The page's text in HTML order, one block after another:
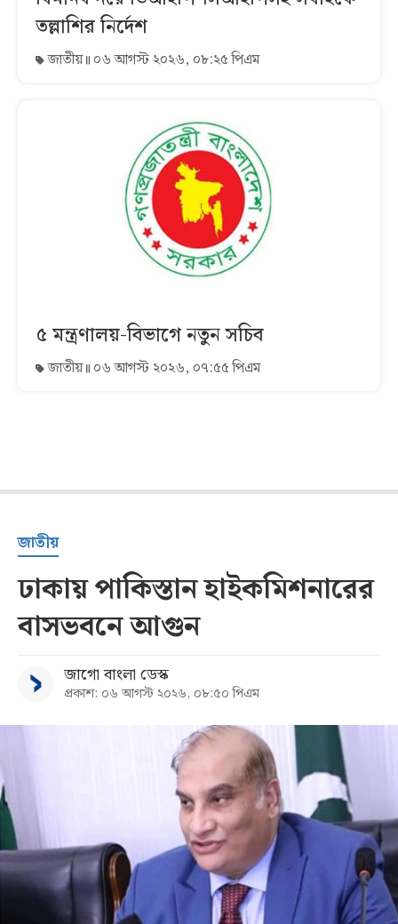
তল্লাশির নির্দেশ
জাতীয় ০৬ আগস্ট ২০২৬, ০৮:২৫ পিএম
৫ মন্ত্রণালয়-বিভাগে নতুন সচিব
জাতীয় ০৬ আগস্ট ২০২৬, ০৭:৫৫ পিএম
জাতীয়
ঢাকায় পাকিস্তান হাইকমিশনারের
বাসভবনে আগুন
জাগো বাংলা ডেস্ক
প্রকাশ: ০৬ আগস্ট ২০২৬, ০৮:৫০ পিএম